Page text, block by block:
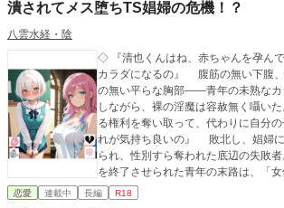
潰されてメス堕ちTS娼婦の危機！？
八雲水経・陰
◇ 『清也くんはね、赤ちゃんを孕んで、産んで、育てられる
カラダになるの』 腹筋の無い下腹、矮小な男性器、膨らみ
の無い平らな胸部――青年の未熟なカ
しながら、裸の淫魔は容赦無く囁いた。 『女の子と子作
る権利を奪い取って、代わりに自分
れが気持ち良いの』 敗北し、娼婦に堕ち、愛する人を寝取
られ、性別すら奪われた底辺の失敗
を終了させられた青年の末路は、「
いう悍ましく甘美な終焉であった――。 ◇ 温室育ちの転
恋愛 連載中 長編 R18